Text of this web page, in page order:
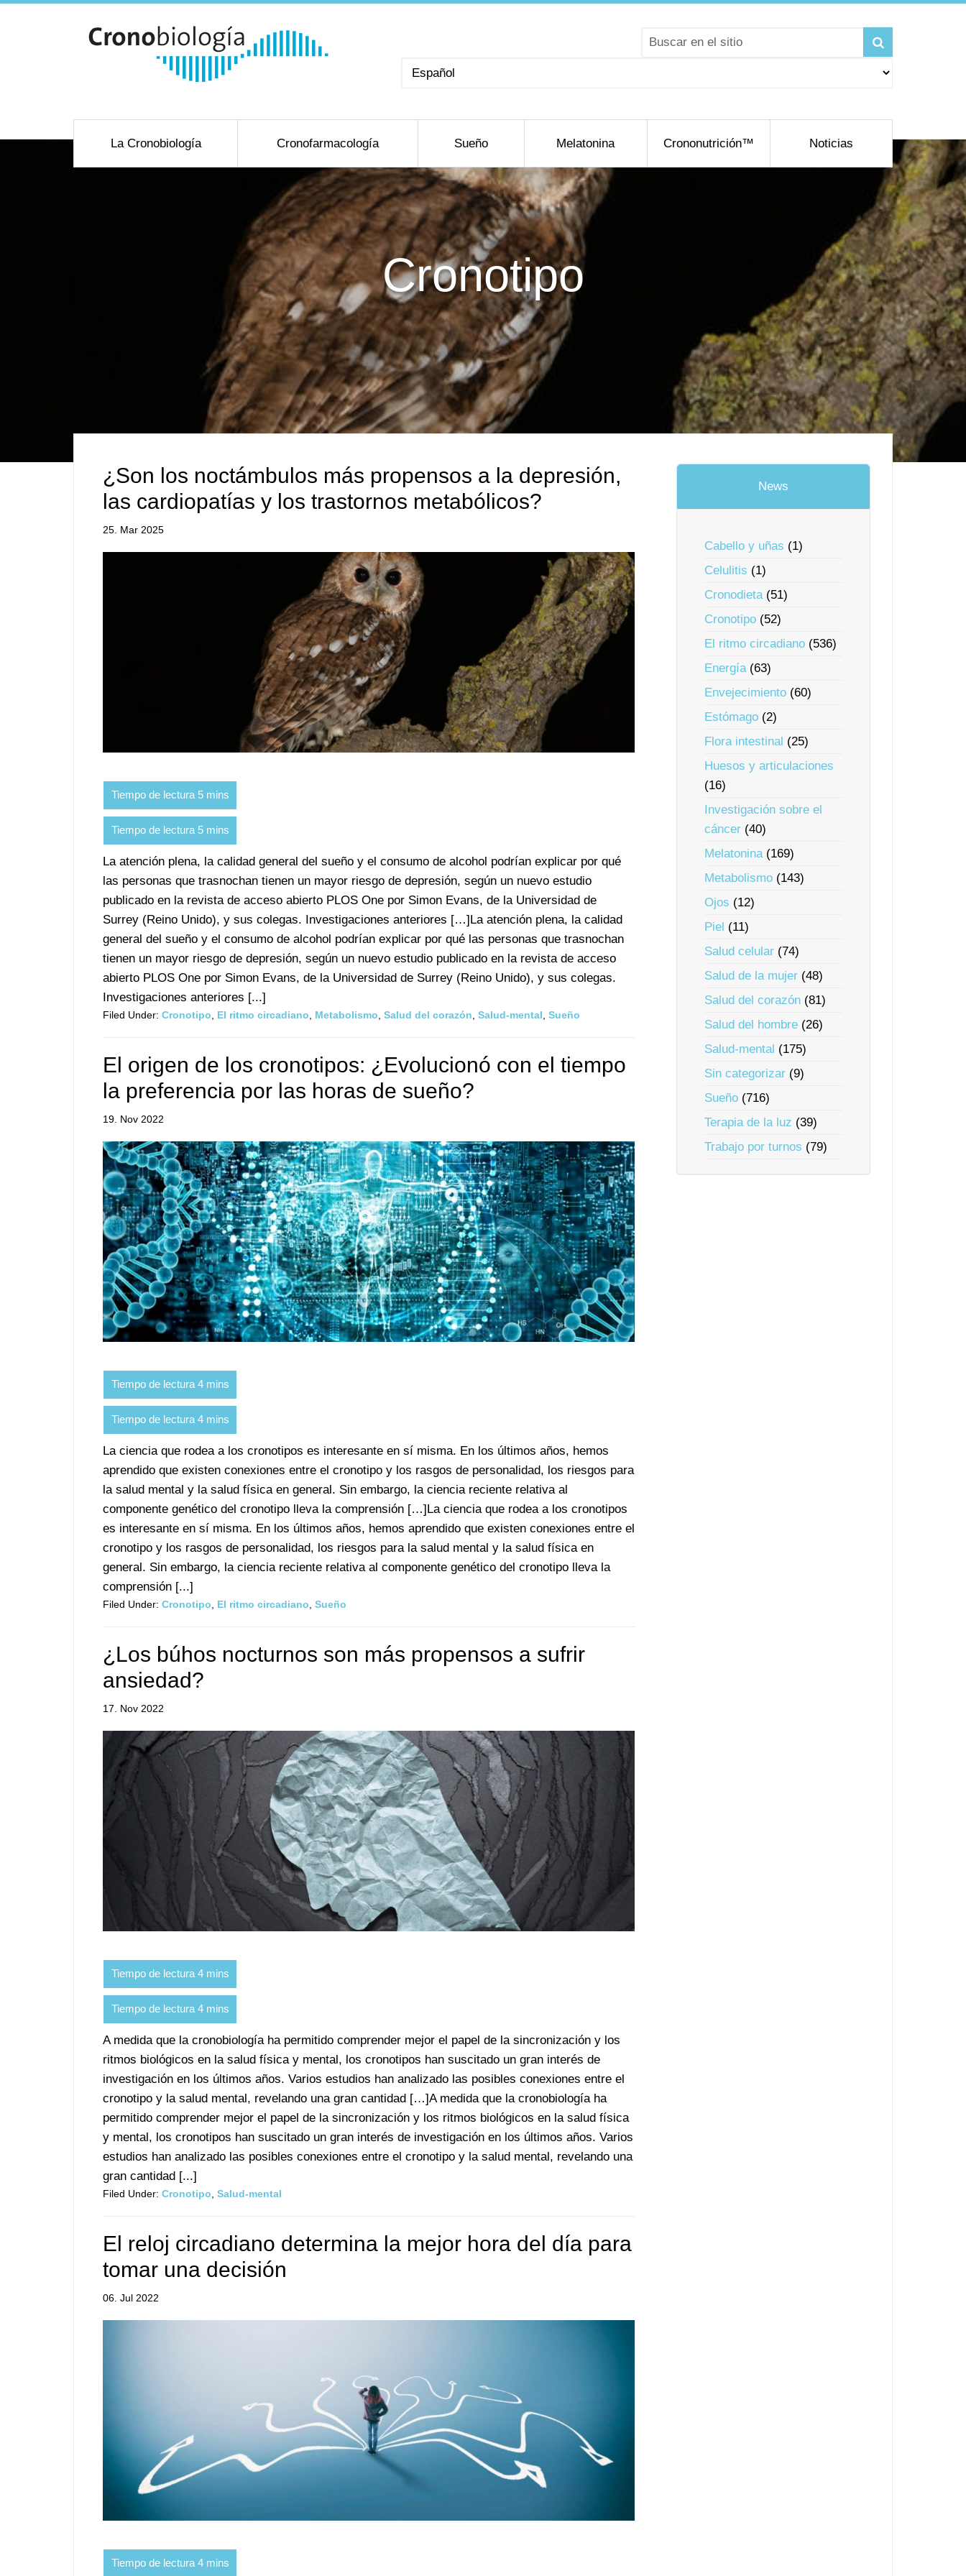
Elegir
La Cronobiología Cronofarmacología Sueño Melatonina Crononutrición™ Noticias
Cronotipo
¿Son los noctámbulos más propensos a la depresión,
las cardiopatías y los trastornos metabólicos?
25. Mar 2025
La atención plena, la calidad general del sueño y el consumo de alcohol podrían explicar por qué
las personas que trasnochan tienen un mayor riesgo de depresión, según un nuevo estudio
publicado en la revista de acceso abierto PLOS One por Simon Evans, de la Universidad de
Surrey (Reino Unido), y sus colegas. Investigaciones anteriores […]La atención plena, la calidad
general del sueño y el consumo de alcohol podrían explicar por qué las personas que trasnochan
tienen un mayor riesgo de depresión, según un nuevo estudio publicado en la revista de acceso
abierto PLOS One por Simon Evans, de la Universidad de Surrey (Reino Unido), y sus colegas.
Investigaciones anteriores [...]
Filed Under: Cronotipo El ritmo circadiano Metabolismo Salud del corazón Salud-mental Sueño
El origen de los cronotipos: ¿Evolucionó con el tiempo
la preferencia por las horas de sueño?
19. Nov 2022
La ciencia que rodea a los cronotipos es interesante en sí misma. En los últimos años, hemos
aprendido que existen conexiones entre el cronotipo y los rasgos de personalidad, los riesgos para
la salud mental y la salud física en general. Sin embargo, la ciencia reciente relativa al
componente genético del cronotipo lleva la comprensión […]La ciencia que rodea a los cronotipos
es interesante en sí misma. En los últimos años, hemos aprendido que existen conexiones entre el
cronotipo y los rasgos de personalidad, los riesgos para la salud mental y la salud física en
general. Sin embargo, la ciencia reciente relativa al componente genético del cronotipo lleva la
comprensión [...]
Filed Under: Cronotipo El ritmo circadiano Sueño
¿Los búhos nocturnos son más propensos a sufrir
ansiedad?
17. Nov 2022
A medida que la cronobiología ha permitido comprender mejor el papel de la sincronización y los
ritmos biológicos en la salud física y mental, los cronotipos han suscitado un gran interés de
investigación en los últimos años. Varios estudios han analizado las posibles conexiones entre el
cronotipo y la salud mental, revelando una gran cantidad […]A medida que la cronobiología ha
permitido comprender mejor el papel de la sincronización y los ritmos biológicos en la salud física
y mental, los cronotipos han suscitado un gran interés de investigación en los últimos años. Varios
estudios han analizado las posibles conexiones entre el cronotipo y la salud mental, revelando una
gran cantidad [...]
Filed Under: Cronotipo Salud-mental
El reloj circadiano determina la mejor hora del día para
tomar una decisión
06. Jul 2022
News
Cabello y uñas (1)
Celulitis (1)
Cronodieta(51)
Cronotipo (52)
El ritmo circadiano (536)
Energía(63)
Envejecimiento (60)
Estómago (2)
Flora intestinal (25)
Huesos y articulaciones
(16)
Investigación sobre el
cáncer (40)
Melatonina(169)
Metabolismo (143)
Ojos (12)
Piel (11)
Salud celular (74)
Salud de la mujer (48)
Salud del corazón (81)
Salud del hombre (26)
Salud-mental (175)
Sin categorizar (9)
Sueño (716)
Terapia de la luz (39)
Trabajo por turnos (79)